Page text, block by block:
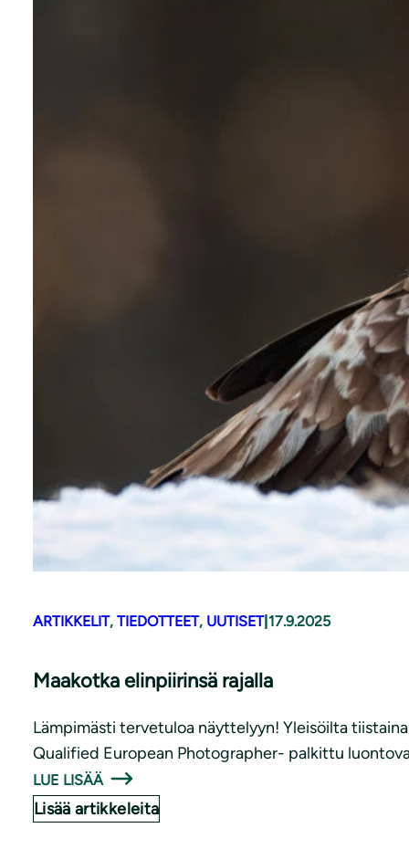
ARTIKKELIT, TIEDOTTEET, UUTISET| 17.9.2025
Maakotka elinpiirinsä rajalla
Lämpimästi tervetuloa näyttelyyn! Yleisöilta
Qualified European Photographer- palkittu
LUE LISÄÄ
Lisää artikkeleita